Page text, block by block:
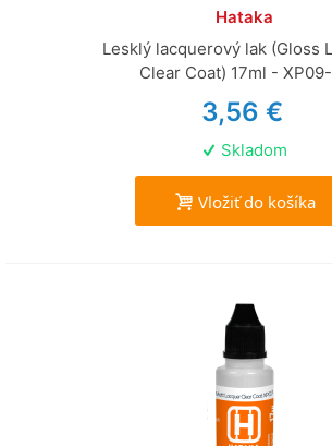
Hataka
Lesklý lacquerový lak (Gloss
Clear Coat) 17ml -
3,56 €
Skladom
Vložiť do košíka